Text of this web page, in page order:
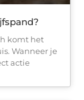
komt het
Wanneer je
actie